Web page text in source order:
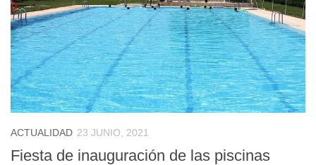
ACTUALIDAD 23 JUNIO, 2021
Fiesta de inauguración de las piscinas